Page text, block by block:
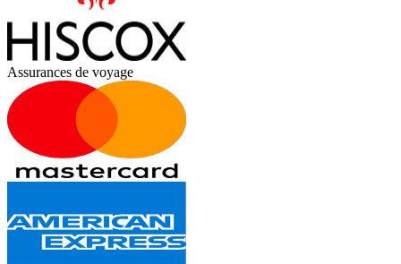
Assurances de voyage